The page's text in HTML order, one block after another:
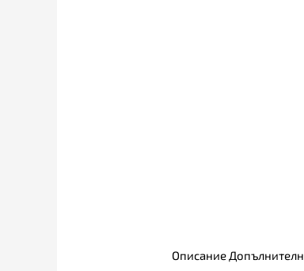
Описание